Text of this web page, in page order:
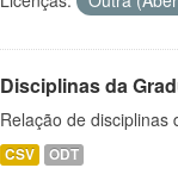
Disciplinas da
Relação de disciplinas
CSV ODT